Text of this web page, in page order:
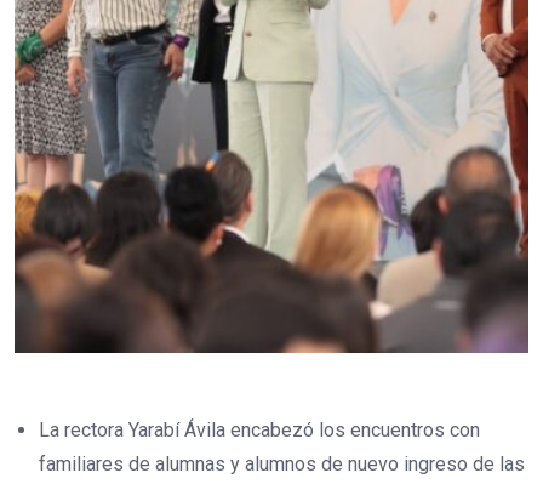
La rectora Yarabí Ávila encabezó los encuentros con
familiares de alumnas y alumnos de nuevo ingreso de las